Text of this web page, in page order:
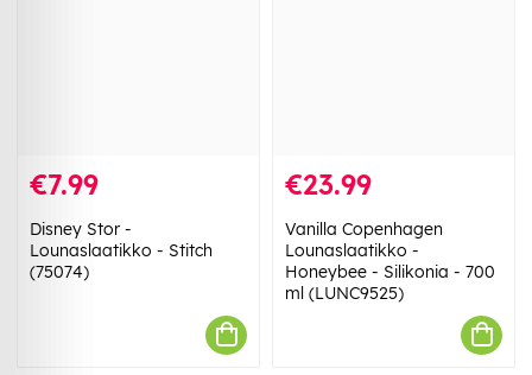
€7.99
Disney Stor -
Lounaslaatikko - Stitch
(75074)
€23.99
Vanilla Copenhagen
Lounaslaatikko -
Honeybee - Silikonia - 700
ml (LUNC9525)